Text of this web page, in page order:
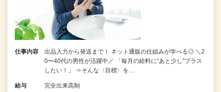
仕事内容
出品入力から発送まで！ ネット通販の仕組みが学べる◎ ＼2
0〜40代の男性が活躍中／ 「毎月の給料に“あと少し”プラス
したい！」 ⇒そんな〈目標〉を…
給与 完全出来高制